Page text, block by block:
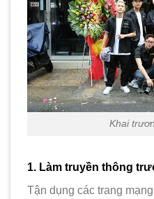
Khai
1. Làm truyền thông
Tận dụng các trang